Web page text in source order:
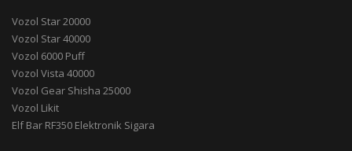
Vozol Star 20000
Vozol Star 40000
Vozol 6000 Puff
Vozol Vista 40000
Vozol Gear Shisha 25000
Vozol Likit
Elf Bar RF350 Elektronik Sigara